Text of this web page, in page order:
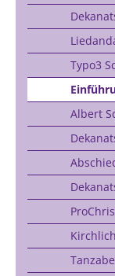
Typo3
Albert